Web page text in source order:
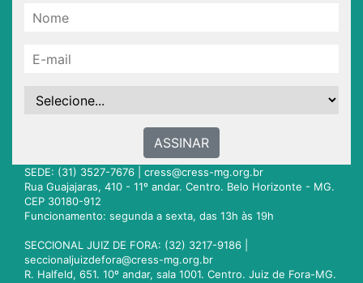
ASSINAR
SEDE: (31) 3527-7676 | cress@cress-mg.org.br
Rua Guajajaras, 410 - 11º andar. Centro. Belo Horizonte - MG.
CEP 30180-912
Funcionamento: segunda a sexta, das 13h às 19h
SECCIONAL JUIZ DE FORA: (32) 3217-9186 |
seccionaljuizdefora@cress-mg.org.br
R. Halfeld, 651. 10º andar, sala 1001. Centro. Juiz de Fora-MG.